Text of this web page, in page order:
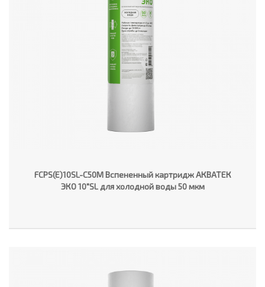
FCPS(E)10SL-C50M Вспененный картридж АКВАТЕК
ЭКО 10"SL для холодной воды 50 мкм